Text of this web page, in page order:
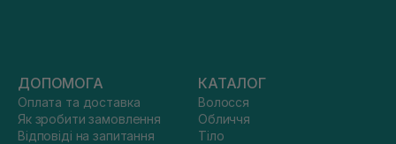
ДОПОМОГА
Оплата та доставка
Як зробити замовлення
Відповіді на запитання
КАТАЛОГ
Волосся
Обличчя
Тіло